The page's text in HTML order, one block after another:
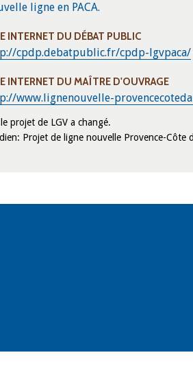
ligne en PACA.
INTERNET DU DÉBAT PUBLIC
cpdp.debatpublic.fr/cpdp-lgvpaca/
INTERNET DU MAÎTRE D'OUVRAGE
www.lignenouvelle-
projet de LGV a changé.
Projet de ligne nouvelle Provence-Côte